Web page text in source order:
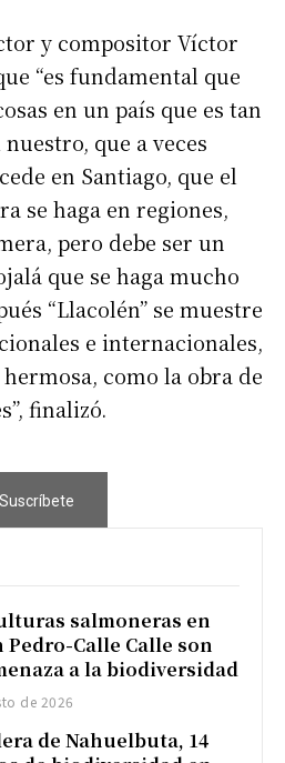
y compositor Víctor
“es fundamental que
en un país que es tan
que a veces
en Santiago, que el
se haga en regiones,
pero debe ser un
que se haga mucho
“Llacolén” se muestre
e internacionales,
como la obra de
finalizó.
Suscríbete
salmoneras en
Pedro-Calle Calle son
a la biodiversidad
de 2026
de Nahuelbuta, 14